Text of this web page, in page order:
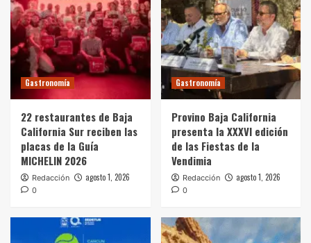
Gastronomía
22 restaurantes de Baja
California Sur reciben las
placas de la Guía
MICHELIN 2026
Redacción agosto 1, 2026
0
Gastronomía
Provino Baja California
presenta la XXXVI edición
de las Fiestas de la
Vendimia
Redacción agosto 1, 2026
0